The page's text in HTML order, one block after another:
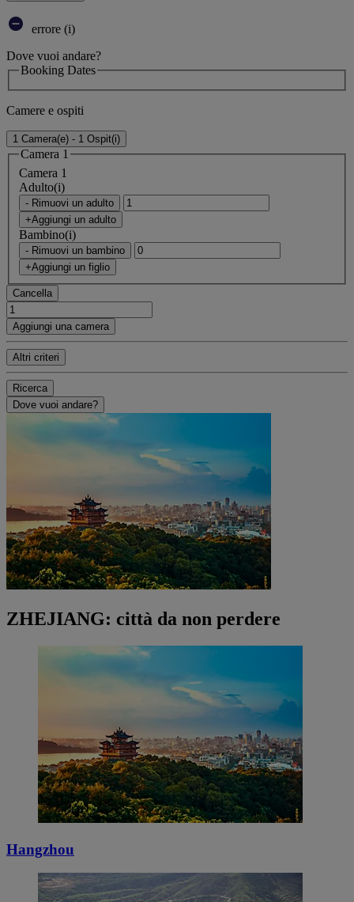
errore (i)
Dove vuoi andare?
Booking Dates
Camere e ospiti
1 Camera(e) - 1 Ospit(i)
Camera 1
Camera 1
Adulto(i)
- Rimuovi un adulto
+Aggiungi un adulto
Bambino(i)
- Rimuovi un bambino
+Aggiungi un figlio
Cancella
Aggiungi una camera
Altri criteri
Ricerca
Dove vuoi andare?
ZHEJIANG: città da non perdere
Hangzhou